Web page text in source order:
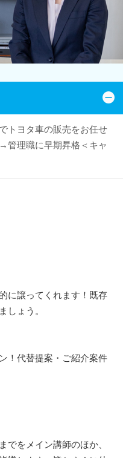
トヨタ車の販売をお任せ
管理職に早期昇格＜キャ
に譲ってくれます！既存
しょう。
！代替提案・ご紹介案件
でをメイン講師のほか、